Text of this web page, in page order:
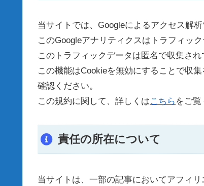
当サイトでは、Googleによるアクセス解
このGoogleアナリティクスはトラフィッ
このトラフィックデータは匿名で収集さ
この機能はCookieを無効にすることで収
確認ください。
この規約に関して、詳しくはこちら をご覧
責任の所在について
当サイトは、一部の記事においてアフィ